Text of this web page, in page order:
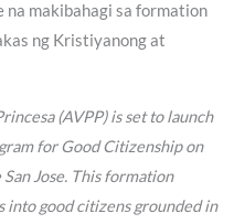
na makibahagi sa formation
ng Kristiyanong at
(AVPP) is set to launch
for Good Citizenship on
Jose. This formation
into good citizens grounded in